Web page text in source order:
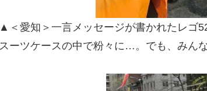
▲＜愛知＞一言メッセージが書かれたレゴ
スーツケースの中で粉々に…。でも、みん